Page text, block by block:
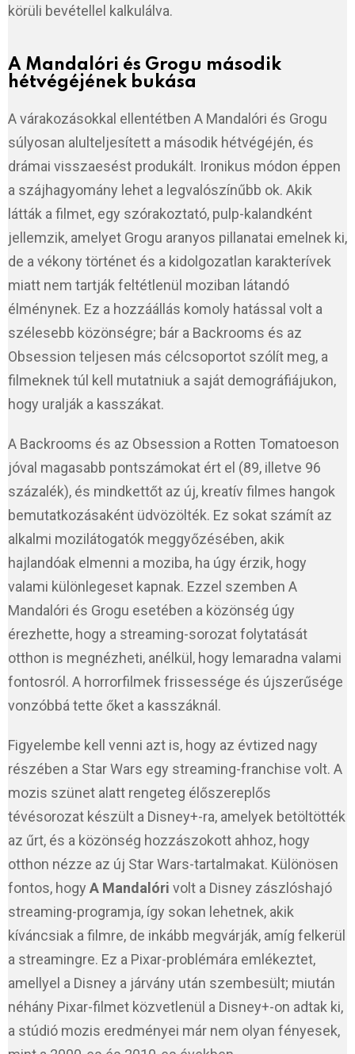
körüli bevétellel kalkulálva.
A Mandalóri és Grogu második
hétvégéjének bukása
A várakozásokkal ellentétben A Mandalóri és Grogu
súlyosan alulteljesített a második hétvégéjén, és
drámai visszaesést produkált. Ironikus módon éppen
a szájhagyomány lehet a legvalószínűbb ok. Akik
látták a filmet, egy szórakoztató, pulp-kalandként
jellemzik, amelyet Grogu aranyos pillanatai emelnek ki,
de a vékony történet és a kidolgozatlan karakterívek
miatt nem tartják feltétlenül moziban látandó
élménynek. Ez a hozzáállás komoly hatással volt a
szélesebb közönségre; bár a Backrooms és az
Obsession teljesen más célcsoportot szólít meg, a
filmeknek túl kell mutatniuk a saját demográfiájukon,
hogy uralják a kasszákat.
A Backrooms és az Obsession a Rotten Tomatoeson
jóval magasabb pontszámokat ért el (89, illetve 96
százalék), és mindkettőt az új, kreatív filmes hangok
bemutatkozásaként üdvözölték. Ez sokat számít az
alkalmi mozilátogatók meggyőzésében, akik
hajlandóak elmenni a moziba, ha úgy érzik, hogy
valami különlegeset kapnak. Ezzel szemben A
Mandalóri és Grogu esetében a közönség úgy
érezhette, hogy a streaming-sorozat folytatását
otthon is megnézheti, anélkül, hogy lemaradna valami
fontosról. A horrorfilmek frissessége és újszerűsége
vonzóbbá tette őket a kasszáknál.
Figyelembe kell venni azt is, hogy az évtized nagy
részében a Star Wars egy streaming-franchise volt. A
mozis szünet alatt rengeteg élőszereplős
tévésorozat készült a Disney+-ra, amelyek betöltötték
az űrt, és a közönség hozzászokott ahhoz, hogy
otthon nézze az új Star Wars-tartalmakat. Különösen
fontos, hogy A Mandalóri volt a Disney zászlóshajó
streaming-programja, így sokan lehetnek, akik
kíváncsiak a filmre, de inkább megvárják, amíg felkerül
a streamingre. Ez a Pixar-problémára emlékeztet,
amellyel a Disney a járvány után szembesült; miután
néhány Pixar-filmet közvetlenül a Disney+-on adtak ki,
a stúdió mozis eredményei már nem olyan fényesek,